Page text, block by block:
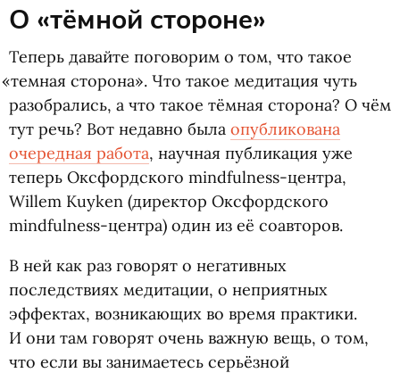
О «тёмной стороне»
Теперь давайте поговорим о том, что такое
«темная сторона». Что такое медитация чуть
разобрались, а что такое тёмная сторона? О чём
тут речь? Вот недавно была опубликована
очередная работа, научная публикация уже
теперь Оксфордского mindfulness-центра,
Willem Kuyken (директор Оксфордского
mindfulness-центра) один из её соавторов.
В ней как раз говорят о негативных
последствиях медитации, о неприятных
эффектах, возникающих во время практики.
И они там говорят очень важную вещь, о том,
что если вы занимаетесь серьёзной